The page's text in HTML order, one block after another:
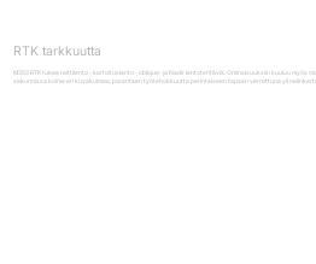
RTK tarkkuutta
M350 RTK tukee reittilento-, kartoituslento-, oblique- ja Nadir lentotehtäviä. Ominaisuuksiin kuuluu myös
sekunnissa kolme eri kuvakulmaa, parantaen työtehokkuutta perinteiseen tapaan verrettuna yli